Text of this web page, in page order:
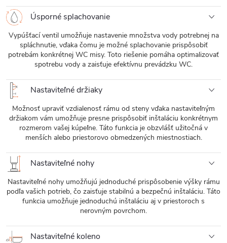
Úsporné splachovanie
Vypúšťací ventil umožňuje nastavenie množstva vody potrebnej na
spláchnutie, vďaka čomu je možné splachovanie prispôsobiť
potrebám konkrétnej WC misy. Toto riešenie pomáha optimalizovať
spotrebu vody a zaisťuje efektívnu prevádzku WC.
Nastaviteľné držiaky
Možnosť upraviť vzdialenosť rámu od steny vďaka nastaviteľným
držiakom vám umožňuje presne prispôsobiť inštaláciu konkrétnym
rozmerom vašej kúpeľne. Táto funkcia je obzvlášť užitočná v
menších alebo priestorovo obmedzených miestnostiach.
Nastaviteľné nohy
Nastaviteľné nohy umožňujú jednoduché prispôsobenie výšky rámu
podľa vašich potrieb, čo zaisťuje stabilnú a bezpečnú inštaláciu. Táto
funkcia umožňuje jednoduchú inštaláciu aj v priestoroch s
nerovným povrchom.
Nastaviteľné koleno